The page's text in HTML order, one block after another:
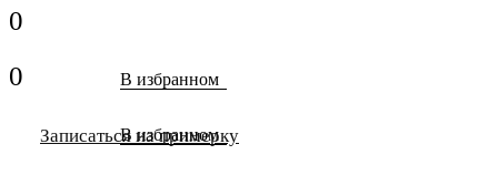
0
В избранном
0
В избранном
Записаться на примерку